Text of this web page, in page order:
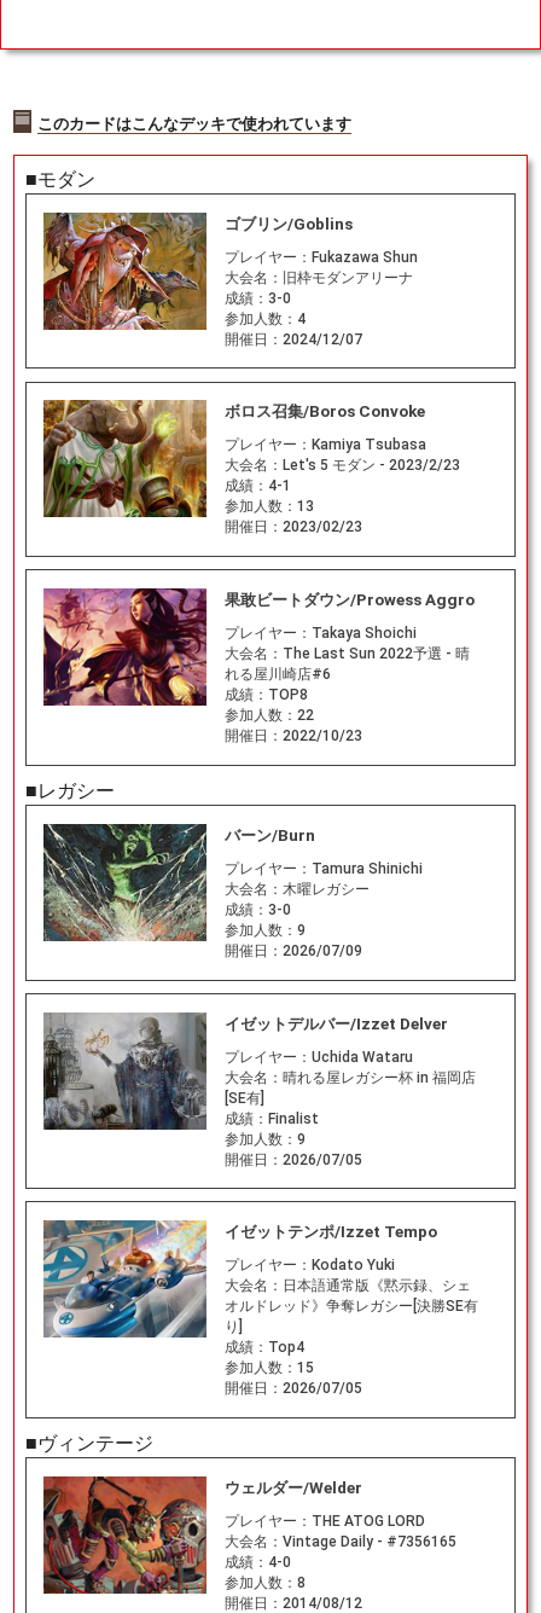
このカードはこんなデッキで使われています
■モダン
ゴブリン/Goblins
プレイヤー： Fukazawa Shun
大会名：
旧枠モダンアリーナ
成績： 3-0
参加人数： 4
開催日： 2024/12/07
ボロス召集/Boros Convoke
プレイヤー： Kamiya Tsubasa
大会名： Let's 5 モダン - 2023/2/23
成績： 4-1
参加人数： 13
開催日： 2023/02/23
果敢ビートダウン/Prowess Aggro
プレイヤー： Takaya Shoichi
大会名： The Last Sun 2022予選 - 晴
れる屋川崎店#6
成績： TOP8
参加人数： 22
開催日： 2022/10/23
■レガシー
バーン/Burn
プレイヤー： Tamura Shinichi
大会名： 木曜レガシー
成績： 3-0
参加人数： 9
開催日： 2026/07/09
イゼットデルバー/Izzet Delver
プレイヤー： Uchida Wataru
大会名： 晴れる屋レガシー杯 in 福岡店
[SE有]
成績： Finalist
参加人数： 9
開催日： 2026/07/05
イゼットテンポ/Izzet Tempo
プレイヤー： Kodato Yuki
大会名： 日本語通常版《黙示録、シェ
オルドレッド》争奪レガシー[決勝SE有
り]
成績： Top4
参加人数： 15
開催日： 2026/07/05
■ヴィンテージ
ウェルダー/Welder
プレイヤー： THE ATOG LORD
大会名： Vintage Daily - #7356165
成績： 4-0
参加人数： 8
開催日： 2014/08/12